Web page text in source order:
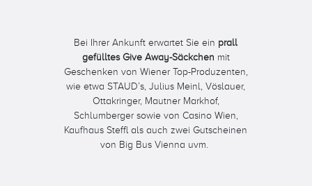
Bei Ihrer Ankunft erwartet Sie ein prall
gefülltes Give Away-Säckchen mit
Geschenken von Wiener Top-Produzenten,
wie etwa STAUD’s, Julius Meinl, Vöslauer,
Ottakringer, Mautner Markhof,
Schlumberger sowie von Casino Wien,
Kaufhaus Steffl als auch zwei Gutscheinen
von Big Bus Vienna uvm.